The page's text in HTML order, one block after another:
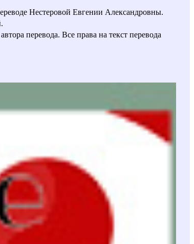
Нестеровой Евгении Александровны.
перевода. Все права на текст перевода